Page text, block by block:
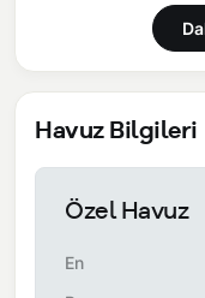
banyosu; 3. Yatak
klima, elbise dolabı;
plan tam donanımlı
buzdolabı, ocak,
ihtiyaç duyulan tüm
şekilde sunulmaktadır.
Burada sadece tatil
Havuz Bilgileri
Özel Havuz
En